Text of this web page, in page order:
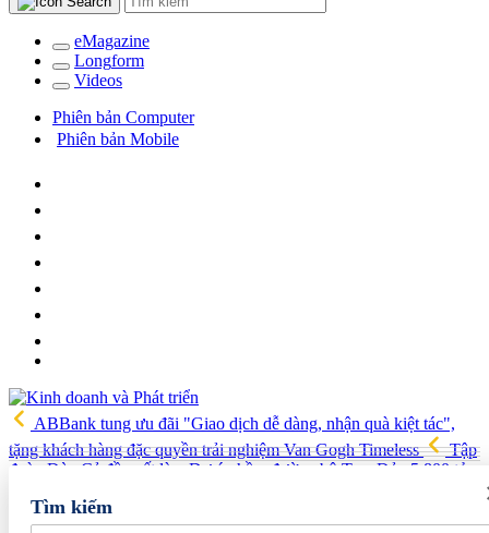
eMagazine
Longform
Videos
Phiên bản Computer
Phiên bản Mobile
ABBank tung ưu đãi "Giao dịch dễ dàng, nhận quà kiệt tác",
tặng khách hàng đặc quyền trải nghiệm Van Gogh Timeless
Tập
đoàn Đèo Cả đề xuất làm Dự án hầm đường bộ Tam Đảo 5.800 tỷ
Hải quan Lào Cai phát hiện 5 vụ vi phạm, tạm giữ gần 700 kg
thực phẩm và nhiều điện thoại nhập lậu
Lan tỏa văn hóa kinh
Tìm kiếm